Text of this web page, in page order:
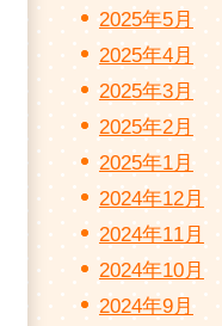
2025年5月
2025年4月
2025年3月
2025年2月
2025年1月
2024年12月
2024年11月
2024年10月
2024年9月